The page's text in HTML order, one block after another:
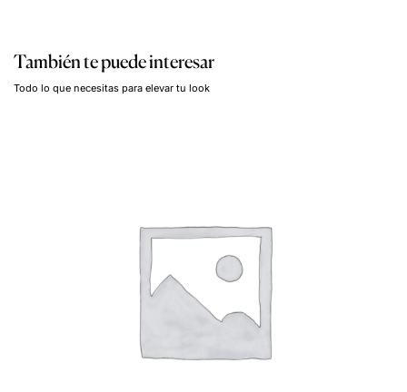
También te puede interesar
Todo lo que necesitas para elevar tu look